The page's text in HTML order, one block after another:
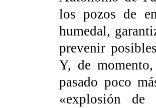
los pozos de
humedal,
prevenir
Y, de
pasado poco
«explosión